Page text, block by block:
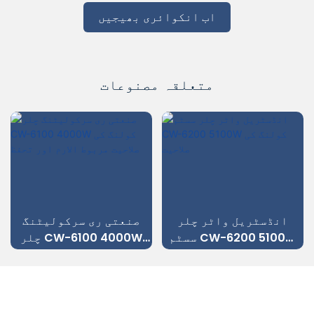
اب انکوائری بھیجیں
متعلقہ مصنوعات
صنعتی ری سرکولیٹنگ
چلر CW-6100 4000W
کولنگ کی صلاحیت مربوط
انڈسٹریل واٹر چلر
سسٹم CW-6200 5100W
کولنگ کی صلاحیت